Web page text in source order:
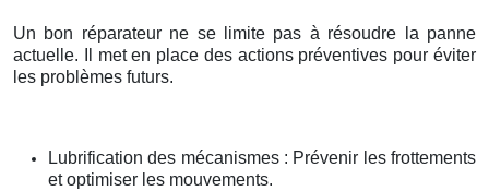
Un bon réparateur ne se limite pas à résoudre la panne
actuelle. Il met en place des actions préventives pour éviter
les problèmes futurs.
Lubrification des mécanismes : Prévenir les frottements
et optimiser les mouvements.